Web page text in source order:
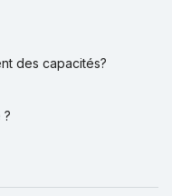
des capacités?
?